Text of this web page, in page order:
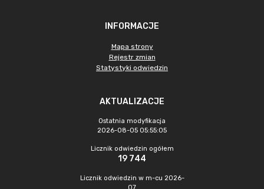
INFORMACJE
Mapa strony
Rejestr zmian
Statystyki odwiedzin
AKTUALIZACJE
Ostatnia modyfikacja
2026-08-05 05:55:05
Licznik odwiedzin ogółem
19 744
Licznik odwiedzin w m-cu 2026-